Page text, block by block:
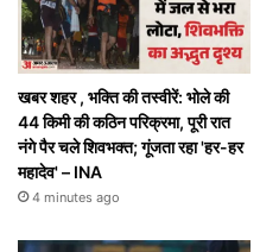
खबर शहर , भक्ति की तस्वीरें: भोले की
44 किमी की कठिन परिक्रमा, पूरी रात
नंगे पैर चले शिवभक्त; गूंजता रहा 'हर-हर
महादेव' – INA
4 minutes ago